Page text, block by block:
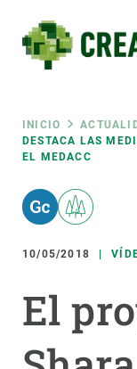
contenido
principal
Ruta
de
INICIO
DESTACA LAS
EL MEDACC
10/05/2018
El
RRSS
menu
INVESTIGACIÓN
CIENCIA EN ACCIÓN